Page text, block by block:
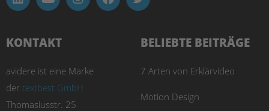
KONTAKT
avidere ist eine Marke
der textbest GmbH
Thomasiusstr. 25
BELIEBTE BEITRÄGE
7 Arten von Erklärvideo
Motion Design